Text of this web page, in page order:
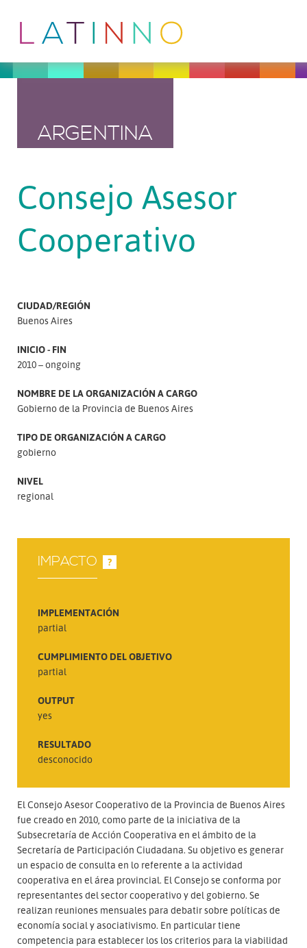
ARGENTINA
Consejo Asesor
Cooperativo
CIUDAD/REGIÓN
Buenos Aires
INICIO - FIN
2010 – ongoing
NOMBRE DE LA ORGANIZACIÓN A CARGO
Gobierno de la Provincia de Buenos Aires
TIPO DE ORGANIZACIÓN A CARGO
gobierno
NIVEL
regional
IMPACTO ?
IMPLEMENTACIÓN
partial
CUMPLIMIENTO DEL OBJETIVO
partial
OUTPUT
yes
RESULTADO
desconocido
El Consejo Asesor Cooperativo de la Provincia de Buenos Aires
fue creado en 2010, como parte de la iniciativa de la
Subsecretaría de Acción Cooperativa en el ámbito de la
Secretaría de Participación Ciudadana. Su objetivo es generar
un espacio de consulta en lo referente a la actividad
cooperativa en el área provincial. El Consejo se conforma por
representantes del sector cooperativo y del gobierno. Se
realizan reuniones mensuales para debatir sobre políticas de
economía social y asociativismo. En particular tiene
competencia para establecer los los criterios para la viabilidad